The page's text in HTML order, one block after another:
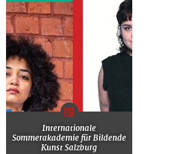
Internationale
Sommerakademie für Bildende
Kunst Salzburg